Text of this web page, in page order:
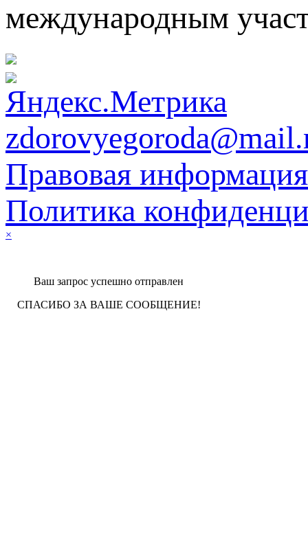
международным
Правовая информация
Политика
×
Ваш запрос успешно отправлен
СПАСИБО ЗА ВАШЕ СООБЩЕНИЕ!